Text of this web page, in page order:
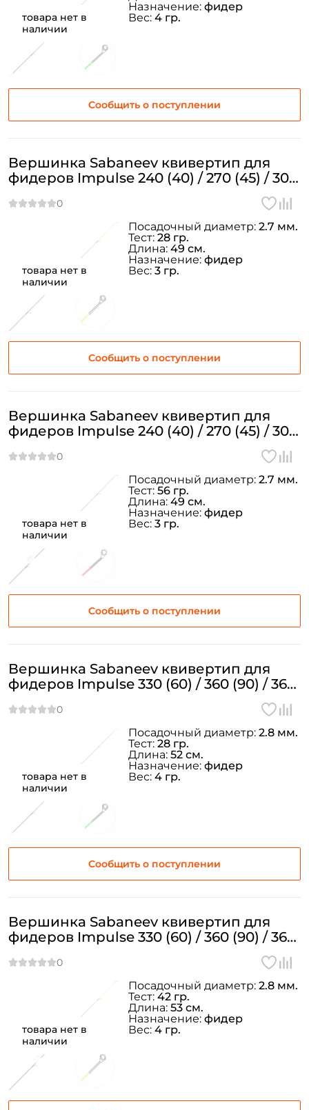
товара нет в
наличии
Сообщить о поступлении
Назначение: фидер
Вес: 4 гр.
товара нет в
наличии
Вершинка Sabaneev квивертип для
фидеров Impulse 240 (40) / 270 (45) / 300
Сообщить о поступлении
Посадочный диаметр: 2.7 мм.
Тест: 28 гр.
Длина: 49 см.
Назначение: фидер
Вес: 3 гр.
товара нет в
наличии
Вершинка Sabaneev квивертип для
фидеров Impulse 240 (40) / 270 (45) / 300
Сообщить о поступлении
Посадочный диаметр: 2.7 мм.
Тест: 56 гр.
Длина: 49 см.
Назначение: фидер
Вес: 3 гр.
товара нет в
наличии
Вершинка Sabaneev квивертип для
фидеров Impulse 330 (60) / 360 (90) / 360
Сообщить о поступлении
Посадочный диаметр: 2.8 мм.
Тест: 28 гр.
Длина: 52 см.
Назначение: фидер
Вес: 4 гр.
товара нет в
наличии
Вершинка Sabaneev квивертип для
фидеров Impulse 330 (60) / 360 (90) / 360
Посадочный диаметр: 2.8 мм.
Тест: 42 гр.
Длина: 53 см.
Назначение: фидер
Вес: 4 гр.
ФИО: *
Придумайте пароль: *
Заполняя данную форму вы соглашаетесь на обработку
персональных данных